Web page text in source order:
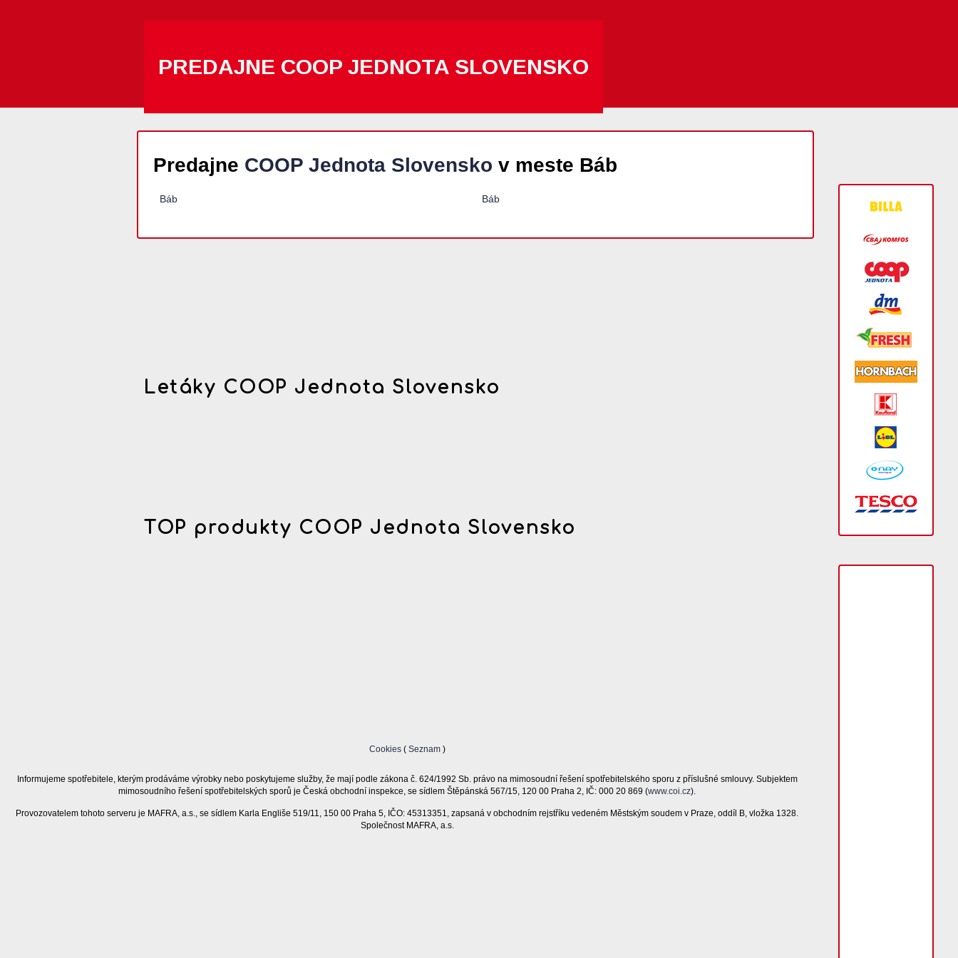
PREDAJNE COOP JEDNOTA SLOVENSKO
Predajne COOP Jednota Slovensko v meste Báb
Báb Báb
Letáky COOP Jednota Slovensko
TOP produkty COOP Jednota Slovensko
Cookies (Seznam )
Informujeme spotřebitele, kterým prodáváme výrobky nebo poskytujeme služby, že mají podle zákona č. 624/1992 Sb. právo na mimosoudní řešení spotřebitelského sporu z příslušné smlouvy. Subjektem
mimosoudního řešení spotřebitelských sporů je Česká obchodní inspekce, se sídlem Štěpánská 567/15, 120 00 Praha 2, IČ: 000 20 869 (www.coi.cz).
Provozovatelem tohoto serveru je MAFRA, a.s., se sídlem Karla Engliše 519/11, 150 00 Praha 5, IČO: 45313351, zapsaná v obchodním rejstříku vedeném Městským soudem v Praze, oddíl B, vložka 1328.
Společnost MAFRA, a.s.